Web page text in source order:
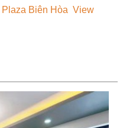
Biên Hòa View